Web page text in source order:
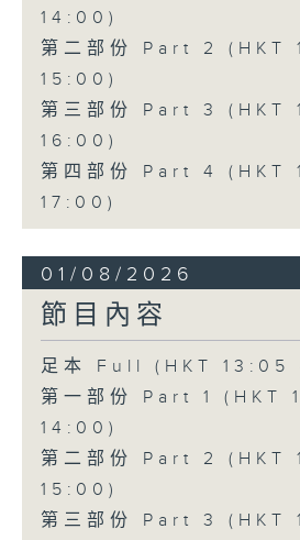
14:00)
第二部份 Part 2 (HKT
15:00)
第三部份 Part 3 (HKT
16:00)
第四部份 Part 4 (HKT
17:00)
01/08/2026
節目內容
足本 Full (HKT 13:05
第一部份 Part 1 (HKT
14:00)
第二部份 Part 2 (HKT
15:00)
第三部份 Part 3 (HKT